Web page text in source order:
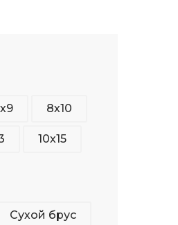
8х10
10х15
Сухой брус